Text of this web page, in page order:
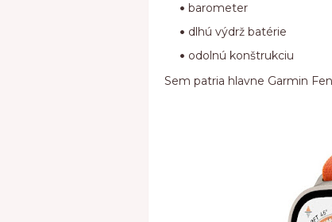
barometer
dlhú výdrž batérie
odolnú konštrukciu
Sem patria hlavne Garmin